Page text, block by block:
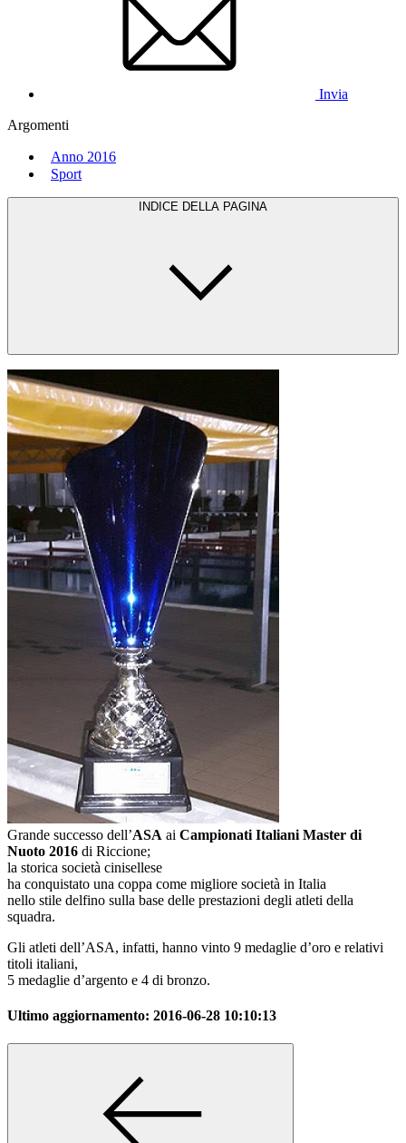
Invia
Argomenti
Anno 2016
Sport
INDICE DELLA PAGINA
Grande successo dell’ASA ai Campionati Italiani Master di
Nuoto 2016 di Riccione;
la storica società cinisellese
ha conquistato una coppa come migliore società in Italia
nello stile delfino sulla base delle prestazioni degli atleti della
squadra.
Gli atleti dell’ASA, infatti, hanno vinto 9 medaglie d’oro e relativi
titoli italiani,
5 medaglie d’argento e 4 di bronzo.
Ultimo aggiornamento: 2016-06-28 10:10:13